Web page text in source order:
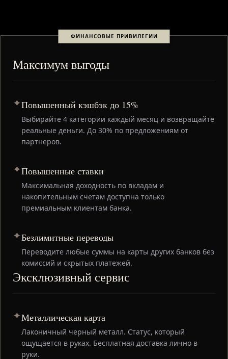
ФИНАНСОВЫЕ ПРИВИЛЕГИИ
Максимум выгоды
✦Повышенный кэшбэк до 15%
Выбирайте 4 категории каждый месяц и возвращайте
реальные деньги. До 30% по предложениям от
партнеров.
✦Повышенные ставки
Максимальная доходность по вкладам и
накопительным счетам доступна только
премиальным клиентам банка.
✦Безлимитные переводы
Переводите любые суммы на карты других банков без
комиссий и скрытых платежей.
Эксклюзивный сервис
✦Металлическая карта
Лаконичный черный металл. Статус, который
ощущается в руках. Бесплатная доставка лично в
руки.